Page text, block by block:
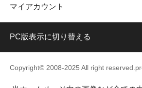
マイアカウント
PC版表示に切り替える
Copyright© 2008-2025 All right